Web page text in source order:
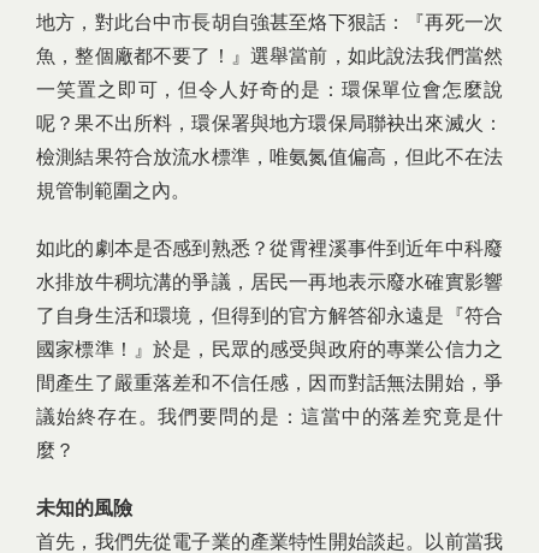
地方，對此台中市長胡自強甚至烙下狠話：『再死一次
魚，整個廠都不要了！』選舉當前，如此說法我們當然
一笑置之即可，但令人好奇的是：環保單位會怎麼說
呢？果不出所料，環保署與地方環保局聯袂出來滅火：
檢測結果符合放流水標準，唯氨氮值偏高，但此不在法
規管制範圍之內。
如此的劇本是否感到熟悉？從霄裡溪事件到近年中科廢
水排放牛稠坑溝的爭議，居民一再地表示廢水確實影響
了自身生活和環境，但得到的官方解答卻永遠是『符合
國家標準！』於是，民眾的感受與政府的專業公信力之
間產生了嚴重落差和不信任感，因而對話無法開始，爭
議始終存在。我們要問的是：這當中的落差究竟是什
麼？
未知的風險
首先，我們先從電子業的產業特性開始談起。以前當我